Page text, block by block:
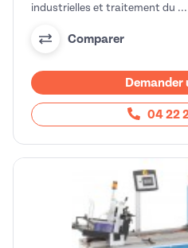
industrielles et traitement du ...
Comparer
Demander
04 22